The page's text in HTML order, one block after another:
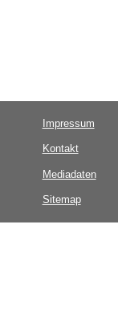
Impressum
Kontakt
Mediadaten
Sitemap